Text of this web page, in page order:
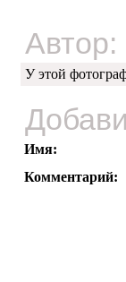
Автор:
У этой
Имя:
Комментарий: